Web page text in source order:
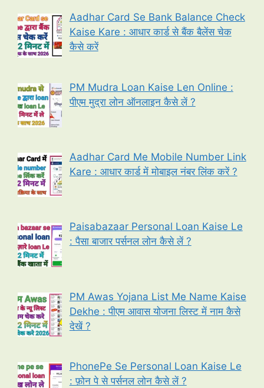
Aadhar Card Se Bank Balance Check
Kaise Kare : आधार कार्ड से बैंक बैलेंस चेक
कैसे करें
PM Mudra Loan Kaise Len Online :
पीएम मुद्रा लोन ऑनलाइन कैसे लें ?
Aadhar Card Me Mobile Number Link
Kare : आधार कार्ड में मोबाइल नंबर लिंक करें ?
Paisabazaar Personal Loan Kaise Le
: पैसा बाजार पर्सनल लोन कैसे लें ?
PM Awas Yojana List Me Name Kaise
Dekhe : पीएम आवास योजना लिस्ट में नाम कैसे
देखें ?
PhonePe Se Personal Loan Kaise Le
: फ़ोन पे से पर्सनल लोन कैसे लें ?